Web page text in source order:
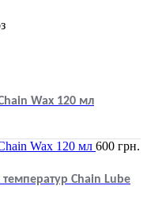
Wax 120 мл
600 грн.
Chain Lube